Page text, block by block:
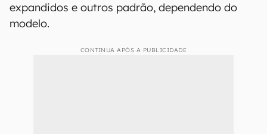
expandidos e outros padrão, dependendo do
modelo.
CONTINUA APÓS A PUBLICIDADE